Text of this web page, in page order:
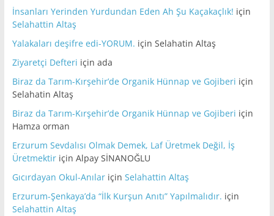
İnsanları Yerinden Yurdundan Eden Ah Şu Kaçakaçlık! için
Selahattin Altaş
Yalakaları deşifre edi-YORUM. için Selahatin Altaş
Ziyaretçi Defteri için ada
Biraz da Tarım-Kırşehir’de Organik Hünnap ve Gojiberi için
Selahatin Altaş
Biraz da Tarım-Kırşehir’de Organik Hünnap ve Gojiberi için
Hamza orman
Erzurum Sevdalısı Olmak Demek, Laf Üretmek Değil, İş
Üretmektiriçin Alpay SİNANOĞLU
Gıcırdayan Okul-Anılariçin Selahattin Altaş
Erzurum-Şenkaya’da “İlk Kurşun Anıtı” Yapılmalıdır. için
Selahattin Altaş